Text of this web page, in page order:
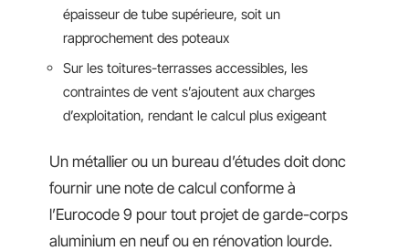
épaisseur de tube supérieure, soit un
rapprochement des poteaux
Sur les toitures-terrasses accessibles, les
contraintes de vent s’ajoutent aux charges
d’exploitation, rendant le calcul plus exigeant
Un métallier ou un bureau d’études doit donc
fournir une note de calcul conforme à
l’Eurocode 9 pour tout projet de garde-corps
aluminium en neuf ou en rénovation lourde.